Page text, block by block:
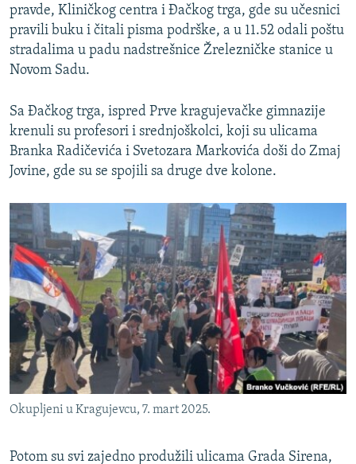
pravde, Kliničkog centra i Đačkog trga, gde su učesnici
pravili buku i čitali pisma podrške, a u 11.52 odali poštu
stradalima u padu nadstrešnice Žrelezničke stanice u
Novom Sadu.
Sa Đačkog trga, ispred Prve kragujevačke gimnazije
krenuli su profesori i srednjoškolci, koji su ulicama
Branka Radičevića i Svetozara Markovića doši do Zmaj
Jovine, gde su se spojili sa druge dve kolone.
Okupljeni u Kragujevcu, 7. mart 2025.
Potom su svi zajedno produžili ulicama Grada Sirena,